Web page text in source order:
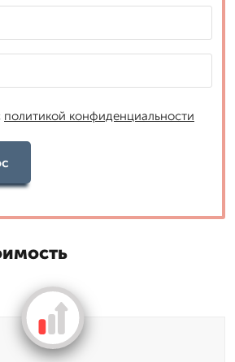
политикой конфиденциальности